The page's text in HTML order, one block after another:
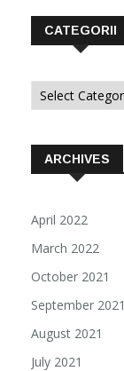
CATEGORII
Categorii
ARCHIVES
April 2022
March 2022
October 2021
September 2021
August 2021
July 2021